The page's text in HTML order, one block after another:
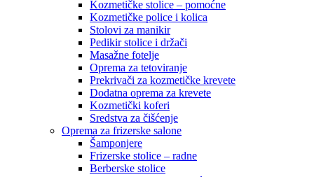
Kozmetičke stolice – pomoćne
Kozmetičke police i kolica
Stolovi za manikir
Pedikir stolice i držači
Masažne fotelje
Oprema za tetoviranje
Prekrivači za kozmetičke krevete
Dodatna oprema za krevete
Kozmetički koferi
Sredstva za čišćenje
Oprema za frizerske salone
Šamponjere
Frizerske stolice – radne
Berberske stolice